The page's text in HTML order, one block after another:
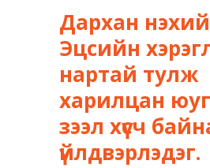
Дархан
Эцсийн
нартай тулж
харилцан
зээл хүсч
үйлдвэрлэдэг.